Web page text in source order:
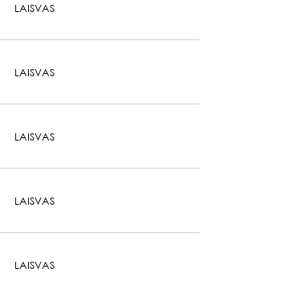
LAISVAS
LAISVAS
LAISVAS
LAISVAS
LAISVAS